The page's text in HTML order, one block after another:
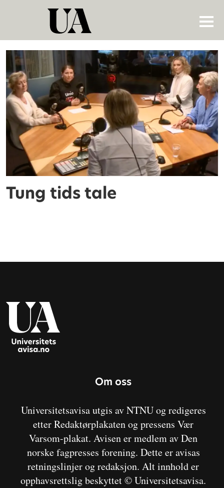
Tag:
lønnsutvikling
Tung tids tale
Om oss
Universitetsavisa utgis av NTNU og redigeres
etter Redaktørplakaten og pressens Vær
Varsom-plakat. Avisen er medlem av Den
norske fagpresses forening. Dette er avisas
retningslinjer og redaksjon. Alt innhold er
opphavsrettslig beskyttet © Universitetsavisa.